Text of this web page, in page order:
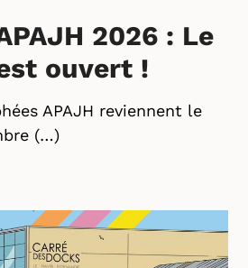
2026 : Le
ouvert !
APAJH reviennent le
(…)